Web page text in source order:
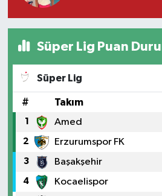
Süper Lig Puan
Süper Lig
# Takım
1 Amed
2 Erzurumspor FK
3 Başakşehir
4 Kocaelispor